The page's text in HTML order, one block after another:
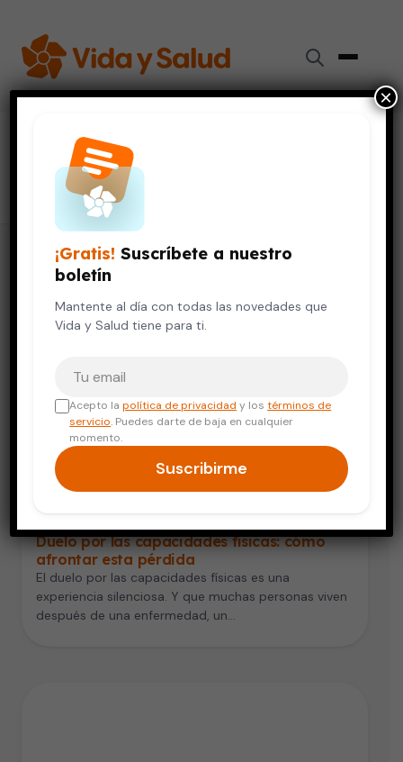
inseguridad
32 artículos
Duelo por las capacidades físicas: cómo
afrontar esta pérdida
El duelo por las capacidades físicas es una
experiencia silenciosa. Y que muchas personas viven
después de una enfermedad, un…
¡Gratis! Suscríbete a nuestro
boletín
Mantente al día con todas las novedades que
Vida y Salud tiene para ti.
Acepto lapolítica de privacidad y lostérminos de
servicio. Puedes darte de baja en cualquier
momento.
Suscribirme
×